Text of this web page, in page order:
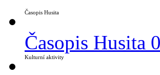
Časopis Husita
Časopis Husita
Kulturní aktivity